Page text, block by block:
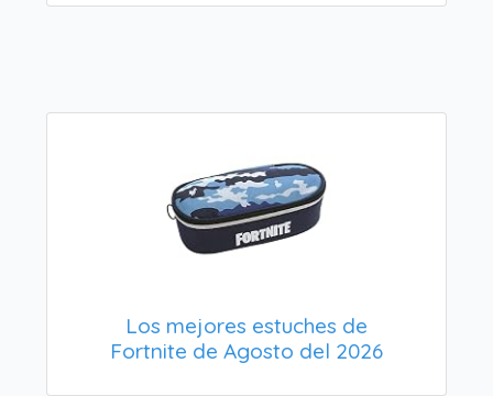
Los mejores estuches de
Fortnite de Agosto del 2026